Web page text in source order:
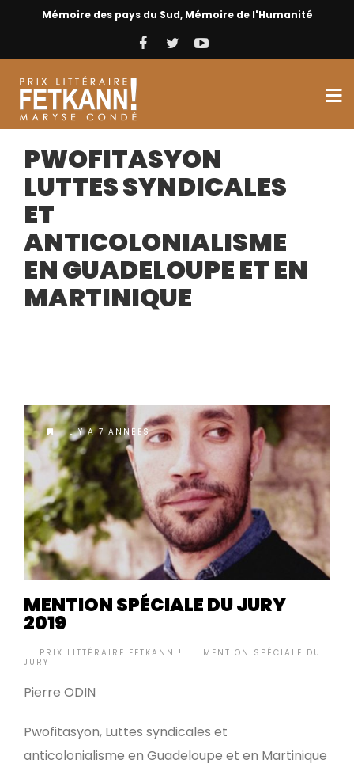
Mémoire des pays du Sud, Mémoire de l'Humanité
PWOFITASYON
LUTTES SYNDICALES
ET
ANTICOLONIALISME
EN GUADELOUPE ET EN
MARTINIQUE
IL Y A 7 ANNÉES
MENTION SPÉCIALE DU JURY
2019
PRIX LITTÉRAIRE FETKANN !
MENTION SPÉCIALE DU
JURY
Pierre ODIN
Pwofitasyon, Luttes syndicales et
anticolonialisme en Guadeloupe et en Martinique